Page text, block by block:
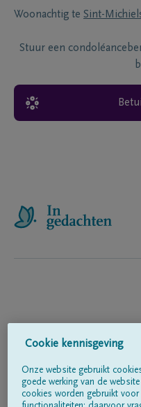
Woonachtig te Sint-
Stuur een
Volg ons op
Cookie kennisgeving
Onze website gebruikt
goede werking van de
cookies worden gebruikt